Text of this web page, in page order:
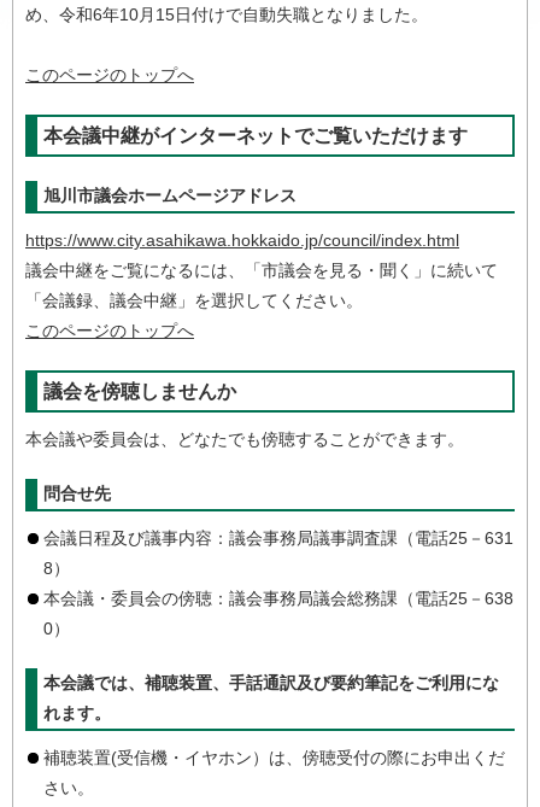
め、令和6年10月15日付けで自動失職となりました。
このページのトップへ
本会議中継がインターネットでご覧いただけます
旭川市議会ホームページアドレス
https://www.city.asahikawa.hokkaido.jp/council/index.html
議会中継をご覧になるには、「市議会を見る・聞く」に続いて
「会議録、議会中継」を選択してください。
このページのトップへ
議会を傍聴しませんか
本会議や委員会は、どなたでも傍聴することができます。
問合せ先
会議日程及び議事内容：議会事務局議事調査課（電話25－631
8）
本会議・委員会の傍聴：議会事務局議会総務課（電話25－638
0）
本会議では、補聴装置、手話通訳及び要約筆記をご利用にな
れます。
補聴装置(受信機・イヤホン）は、傍聴受付の際にお申出くだ
さい。